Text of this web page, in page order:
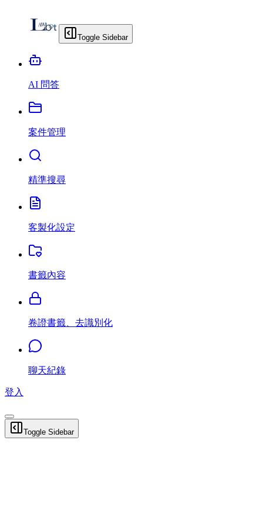
Toggle Sidebar
AI 問答
案件管理
精準搜尋
客製化設定
書籤內容
卷證書籤、去識別化
聊天紀錄
登入
Toggle Sidebar